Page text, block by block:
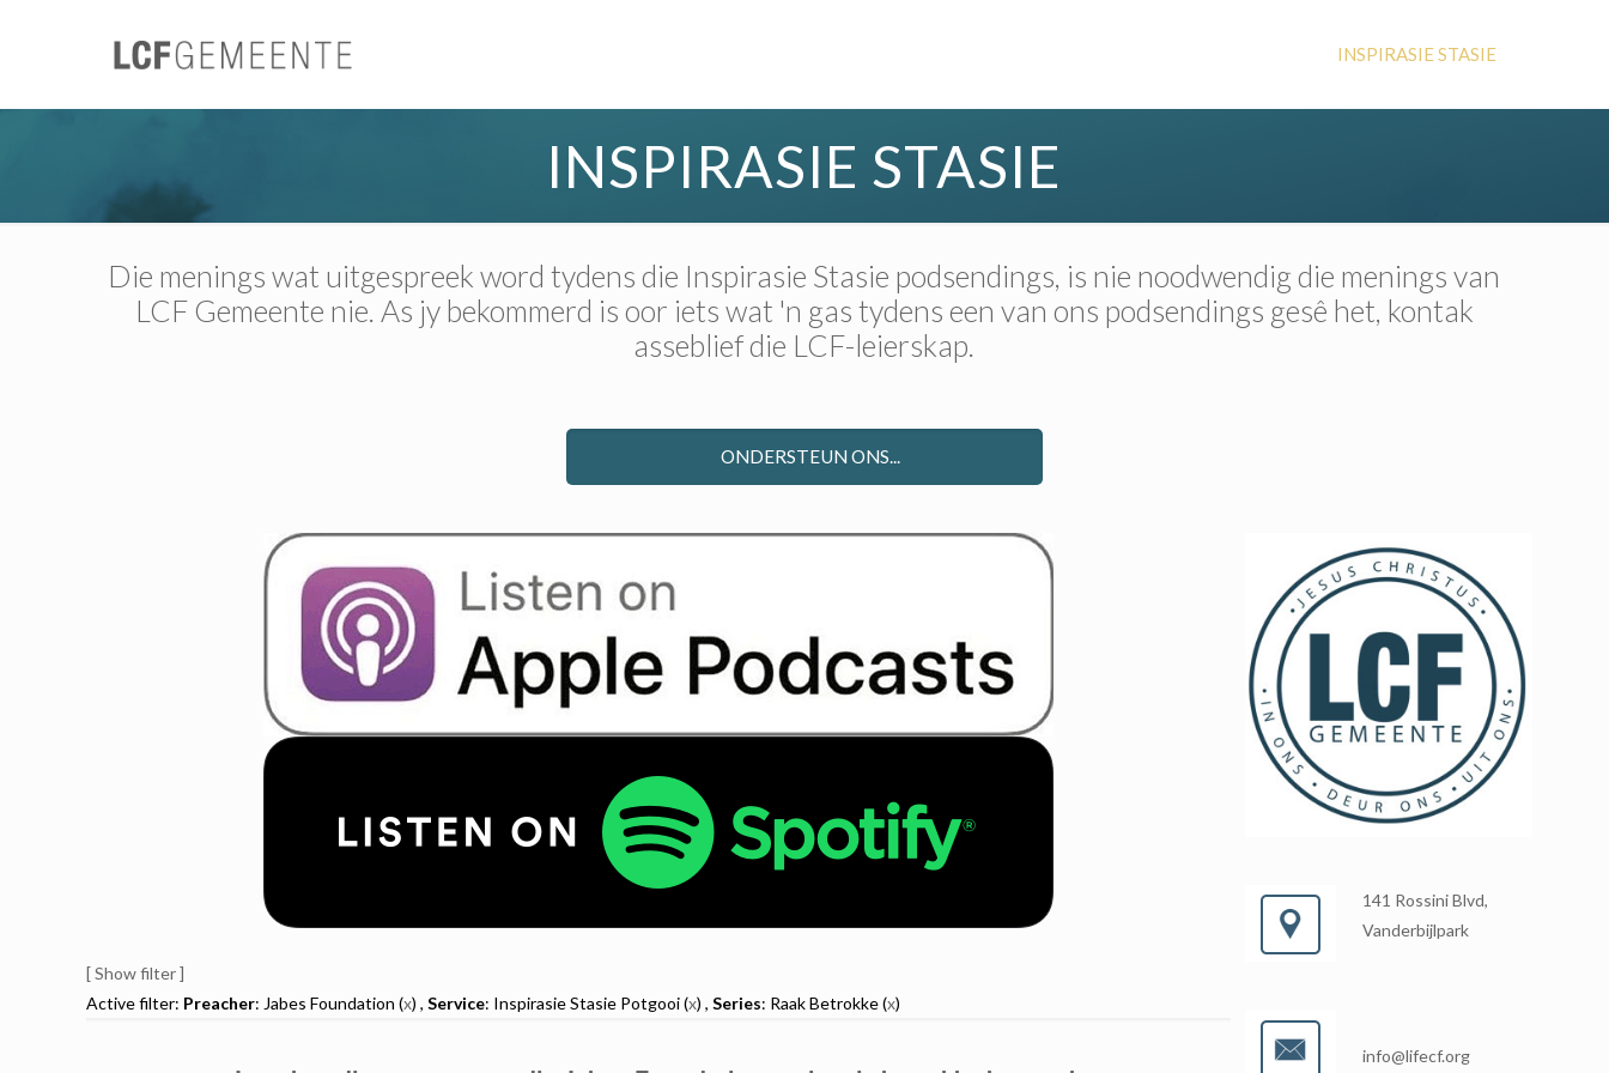
INSPIRASIE STASIE
INSPIRASIE STASIE
Die menings wat uitgespreek word tydens die Inspirasie Stasie podsendings, is nie noodwendig die menings van
LCF Gemeente nie. As jy bekommerd is oor iets wat 'n gas tydens een van ons podsendings gesê het, kontak
asseblief die LCF-leierskap.
ONDERSTEUN ONS...
[ Show filter ]
Active filter: Preacher: Jabes Foundation (x) , Service: Inspirasie Stasie Potgooi (x) , Series: Raak Betrokke (x)
141 Rossini Blvd,
Vanderbijlpark
info@lifecf.org